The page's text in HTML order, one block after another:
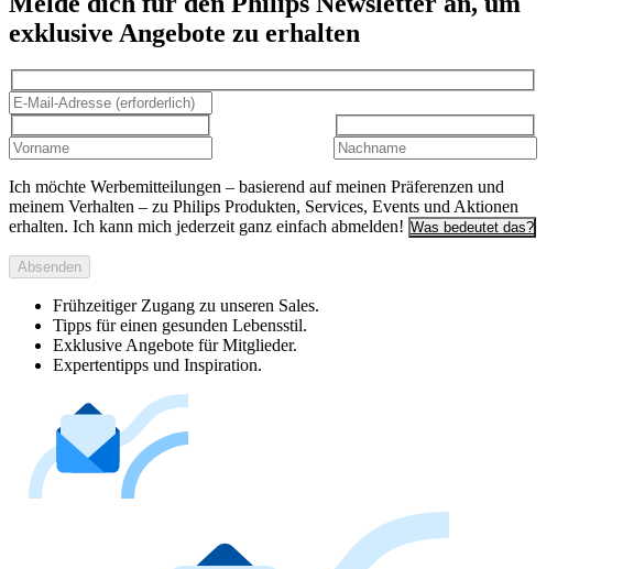
exklusive Angebote zu erhalten
Ich möchte Werbemitteilungen – basierend auf meinen Präferenzen und
meinem Verhalten – zu Philips Produkten, Services, Events und Aktionen
erhalten. Ich kann mich jederzeit ganz einfach abmelden! Was bedeutet das?
Absenden
Frühzeitiger Zugang zu unseren Sales.
Tipps für einen gesunden Lebensstil.
Exklusive Angebote für Mitglieder.
Expertentipps und Inspiration.